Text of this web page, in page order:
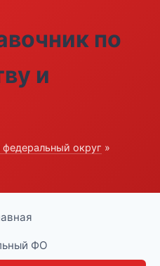
по
и
округ »
ФО